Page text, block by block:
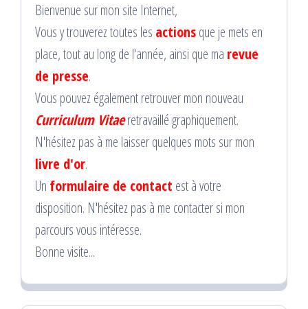
Bienvenue sur mon site Internet,
Vous y trouverez toutes les actionsque je mets en
place, tout au long de l'année, ainsi que ma revue
de presse.
Vous pouvez également retrouver mon nouveau
Curriculum Vitaeretravaillé graphiquement.
N'hésitez pas à me laisser quelques mots sur mon
livre d'or.
Un formulaire de contact est à votre
disposition. N'hésitez pas à me contacter si mon
parcours vous intéresse.
Bonne visite...